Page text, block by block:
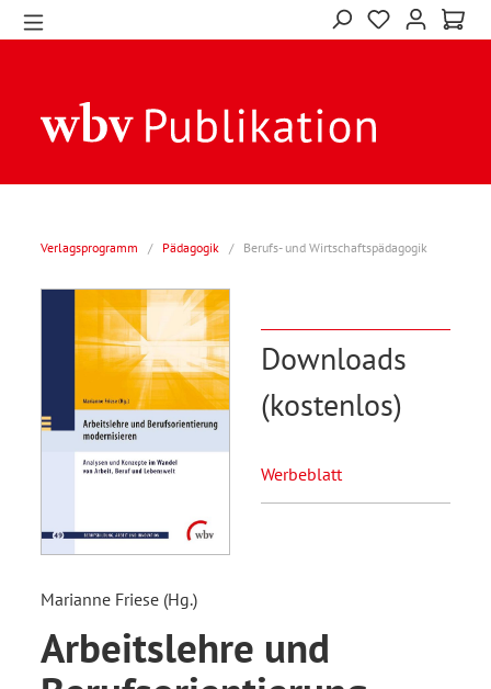
Verlagsprogramm / Pädagogik / Berufs- und Wirtschaftspädagogik
Downloads
(kostenlos)
Werbeblatt
Marianne Friese (Hg.)
Arbeitslehre und